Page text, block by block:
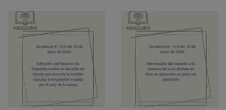
2026
–
Configuración
del
vicio